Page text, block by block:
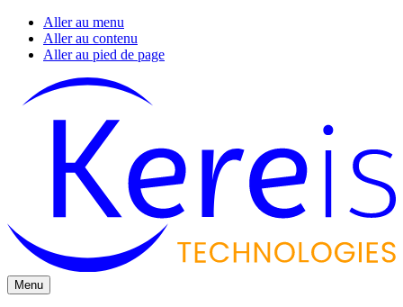
Aller au menu
Aller au contenu
Aller au pied de page
Menu